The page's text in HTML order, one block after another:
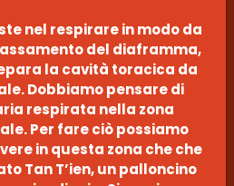
nel respirare in modo da
del diaframma,
la cavità toracica da
Dobbiamo pensare di
respirata nella zona
Per fare ciò possiamo
in questa zona che che
Tan T’ien, un palloncino